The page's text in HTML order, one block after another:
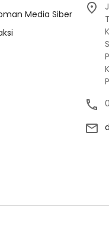
Media Siber